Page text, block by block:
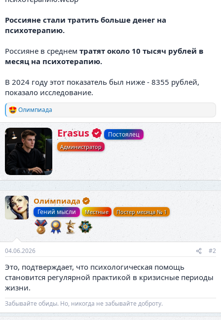
Россияне стали тратить больше денег на
психотерапию.
Россияне в среднем тратят около 10 тысяч рублей в
месяц на психотерапию.
В 2024 году этот показатель был ниже - 8355 рублей,
показало исследование.
Р
е
а
ц
и
и
Олимпиада
А
в
т
Erasus Постоялец
Администратор
Олимпиада
Гений мысли Местные Постер месяца № 1
04.06.2026 #2
Это, подтверждает, что психологическая помощь
становится регулярной практикой в кризисные периоды
жизни.
Забывайте обиды. Но, никогда не забывайте доброту.